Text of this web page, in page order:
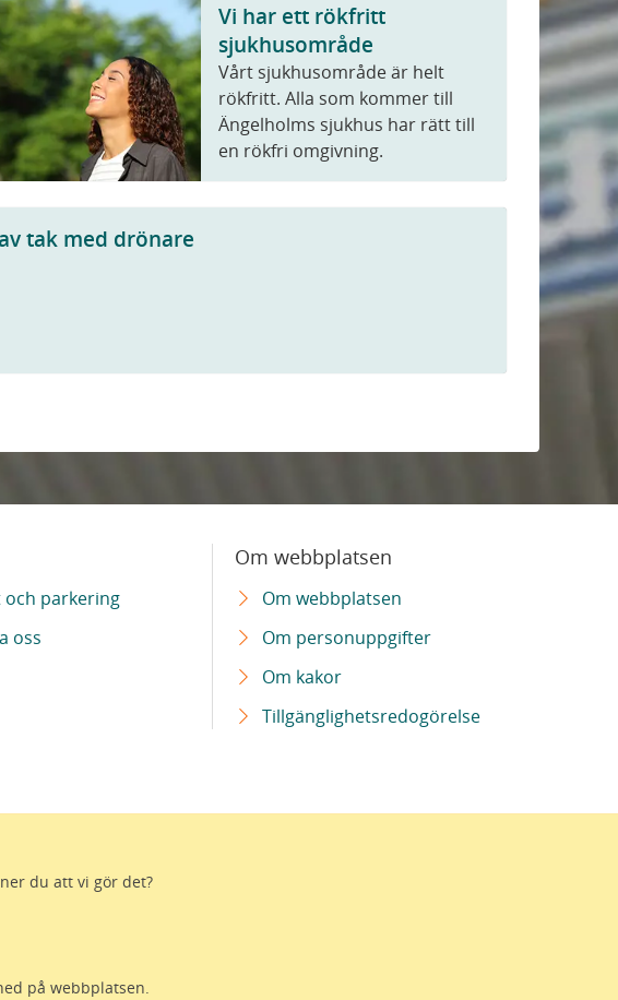
du att vi gör det?
på webbplatsen.
Vi har ett rökfritt
sjukhusområde
Vårt sjukhusområde är helt
rökfritt. Alla som kommer till
Ängelholms sjukhus har rätt till
en rökfri omgivning.
tak med drönare
parkering
oss
Om webbplatsen
Om webbplatsen
Om personuppgifter
Om kakor
Tillgänglighetsredogörelse